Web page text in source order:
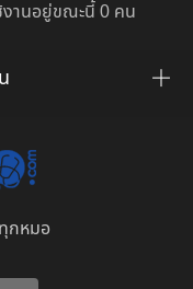
งานอยู่ขณะนี้ 0 คน
กหมอ